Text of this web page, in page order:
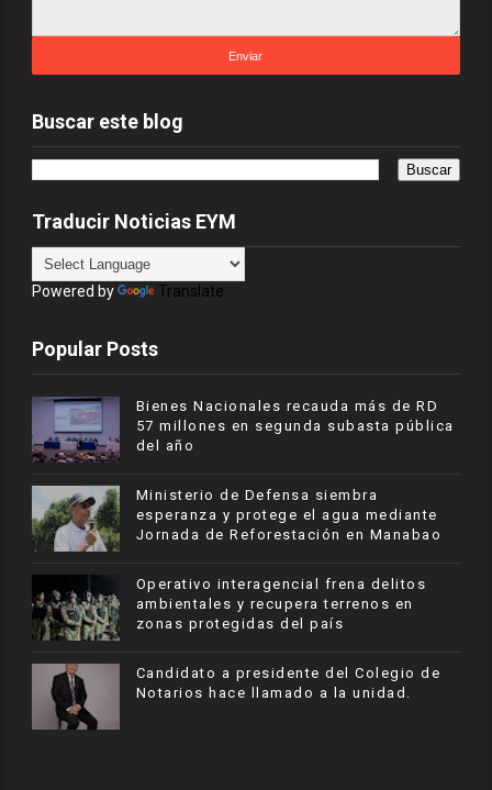
Buscar este blog
Traducir Noticias EYM
Powered by Translate
Popular Posts
Bienes Nacionales recauda más de RD
57 millones en segunda subasta pública
del año
Ministerio de Defensa siembra
esperanza y protege el agua mediante
Jornada de Reforestación en Manabao
Operativo interagencial frena delitos
ambientales y recupera terrenos en
zonas protegidas del país
Candidato a presidente del Colegio de
Notarios hace llamado a la unidad.